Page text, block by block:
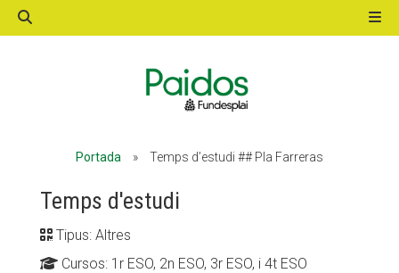
Portada » Temps d’estudi ## Pla Farreras
Temps d'estudi
Tipus: Altres
Cursos: 1r ESO, 2n ESO, 3r ESO, i 4t ESO
ACTIVITATS D'ESTIU
ALBERG CENTRE ESPLAI